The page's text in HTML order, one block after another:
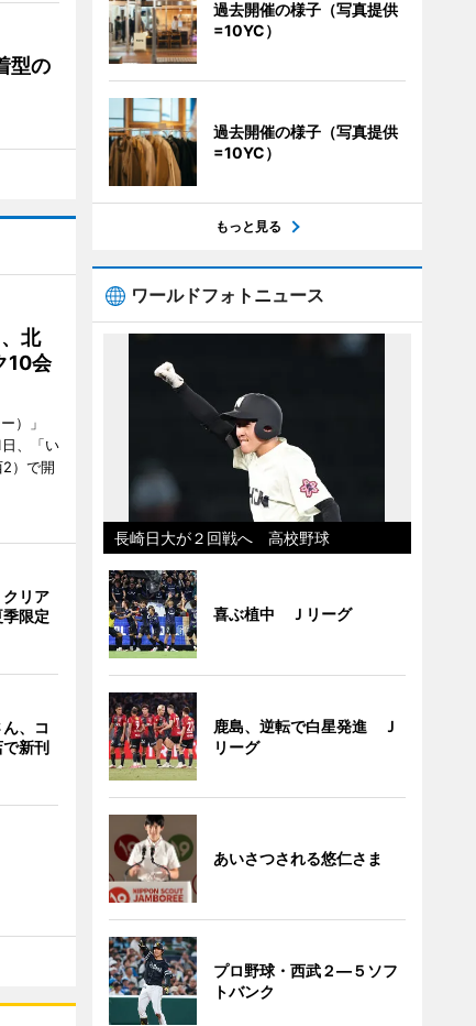
型の
北
10会
）」
、「い
）で開
リア
限定
、コ
新刊
過去開催の様子（写真提供
=10YC）
過去開催の様子（写真提供
=10YC）
もっと見る
ワールドフォトニュース
長崎日大が２回戦へ 高校野球
喜ぶ植中 Ｊリーグ
鹿島、逆転で白星発進 Ｊ
リーグ
あいさつされる悠仁さま
プロ野球・西武２―５ソフ
トバンク